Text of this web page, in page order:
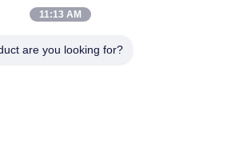
를 위한 150W 3 단계 브러시리스 직류 전동
11:13 AM
are you looking for?